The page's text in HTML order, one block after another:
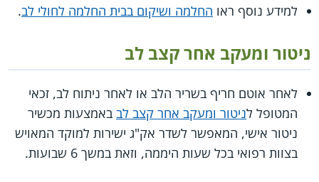
למידע נוסף ראו החלמה ושיקום בבית החלמה לחולי לב.
ניטור ומעקב אחר קצב לב
לאחר אוטם חריף בשריר הלב או לאחר ניתוח לב, זכאי
המטופל לניטור ומעקב אחר קצב לב באמצעות מכשיר
ניטור אישי, המאפשר לשדר אק"ג ישירות למוקד המאויש
בצוות רפואי בכל שעות היממה, וזאת במשך 6 שבועות.